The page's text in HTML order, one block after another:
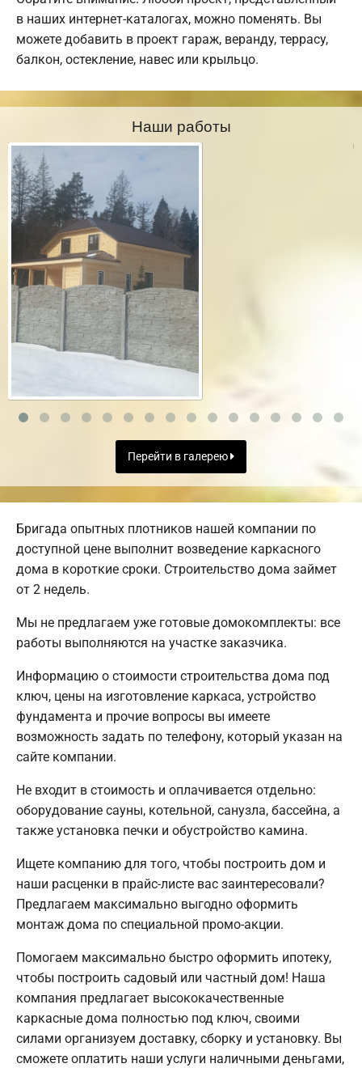
в наших интернет-каталогах, можно поменять. Вы
можете добавить в проект гараж, веранду, террасу,
балкон, остекление, навес или крыльцо.
Наши работы
Перейти в галерею
Бригада опытных плотников нашей компании по
доступной цене выполнит возведение каркасного
дома в короткие сроки. Строительство дома займет
от 2 недель.
Мы не предлагаем уже готовые домокомплекты: все
работы выполняются на участке заказчика.
Информацию о стоимости строительства дома под
ключ, цены на изготовление каркаса, устройство
фундамента и прочие вопросы вы имеете
возможность задать по телефону, который указан на
сайте компании.
Не входит в стоимость и оплачивается отдельно:
оборудование сауны, котельной, санузла, бассейна, а
также установка печки и обустройство камина.
Ищете компанию для того, чтобы построить дом и
наши расценки в прайс-листе вас заинтересовали?
Предлагаем максимально выгодно оформить
монтаж дома по специальной промо-акции.
Помогаем максимально быстро оформить ипотеку,
чтобы построить садовый или частный дом! Наша
компания предлагает высококачественные
каркасные дома полностью под ключ, своими
силами организуем доставку, сборку и установку. Вы
сможете оплатить наши услуги наличными деньгами,